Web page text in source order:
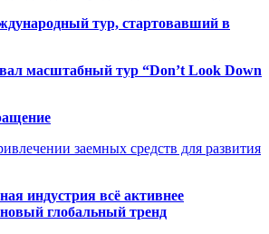
тур, стартовавший в
масштабный тур “Don’t Look Down
заемных средств для развития
индустрия всё активнее
глобальный тренд